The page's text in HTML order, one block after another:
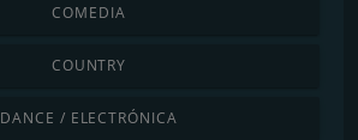
COMEDIA
COUNTRY
DANCE / ELECTRÓNICA